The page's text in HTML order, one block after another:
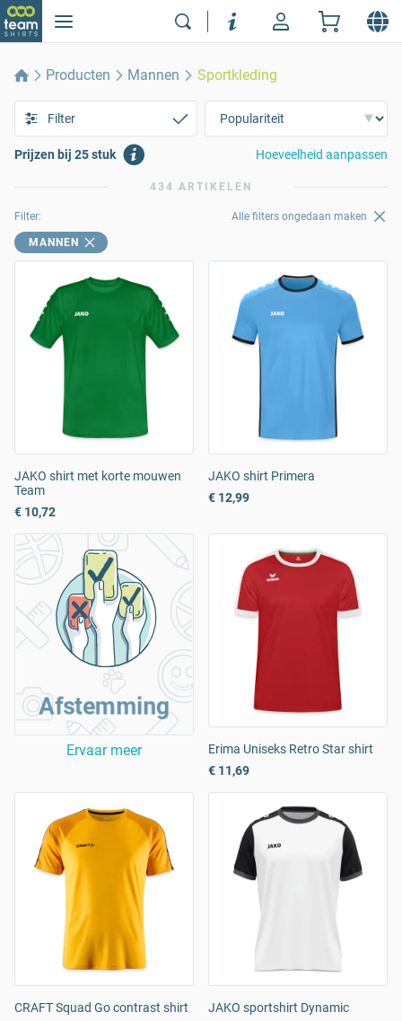
Producten Mannen Sportkleding
Filter
Prijzen bij 25 stuk Hoeveelheid aanpassen
434 ARTIKELEN
Filter: Alle filters ongedaan maken
MANNEN
JAKO shirt met korte mouwen
Team
€ 10,72
JAKO shirt Primera
€ 12,99
Afstemming
Ervaar meer
Erima Uniseks Retro Star shirt
€ 11,69
CRAFT Squad Go contrast shirt
JAKO sportshirt Dynamic